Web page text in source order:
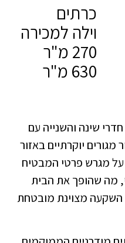
כרתים
וילה למכירה
שינה והשנייה עם
יוקרתיים באזור
מגרש פרטי המבטיח
מה שהופך את הבית
השקעה מצוינת מובטחת